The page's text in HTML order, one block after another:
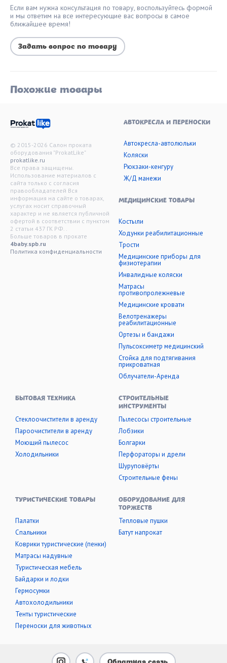
Если вам нужна консультация по товару, воспользуйтесь формой
и мы ответим на все интересующие вас вопросы в самое
ближайшее время!
Задать вопрос по товару
Похожие товары
© 2015-2026 Салон проката
оборудования "ProkatLike"
prokatlike.ru
Все права защищены.
Использование материалов с
сайта только с согласия
правообладателей Вся
информация на сайте о товарах,
услугах носит справочный
характер и не является публичной
офертой в соответствии с пунктом
2 статьи 437 ГК РФ. .
Больше товаров в прокате
4baby.spb.ru
Политика конфиденциальности
АВТОКРЕСЛА И ПЕРЕНОСКИ
Автокресла-автолюльки
Коляски
Рюкзаки-кенгуру
Ж/Д манежи
МЕДИЦИНСКИЕ ТОВАРЫ
Костыли
Ходунки реабилитационные
Трости
Медицинские приборы для
физиотерапии
Инвалидные коляски
Матрасы
противопролежневые
Медицинские кровати
Велотренажеры
реабилитационные
Ортезы и бандажи
Пульсоксиметр медицинский
Стойка для подтягивания
прикроватная
Облучатели-Аренда
БЫТОВАЯ ТЕХНИКА
Стеклоочистители в аренду
Пароочистители в аренду
Моющий пылесос
Холодильники
СТРОИТЕЛЬНЫЕ
ИНСТРУМЕНТЫ
Пылесосы строительные
Лобзики
Болгарки
Перфораторы и дрели
Шуруповёрты
Строительные фены
ТУРИСТИЧЕСКИЕ ТОВАРЫ
Палатки
Cпальники
Коврики туристические (пенки)
Матрасы надувные
Туристическая мебель
Байдарки и лодки
Гермосумки
Автохолодильники
Тенты туристические
Переноски для животных
ОБОРУДОВАНИЕ ДЛЯ
ТОРЖЕСТВ
Тепловые пушки
Батут напрокат